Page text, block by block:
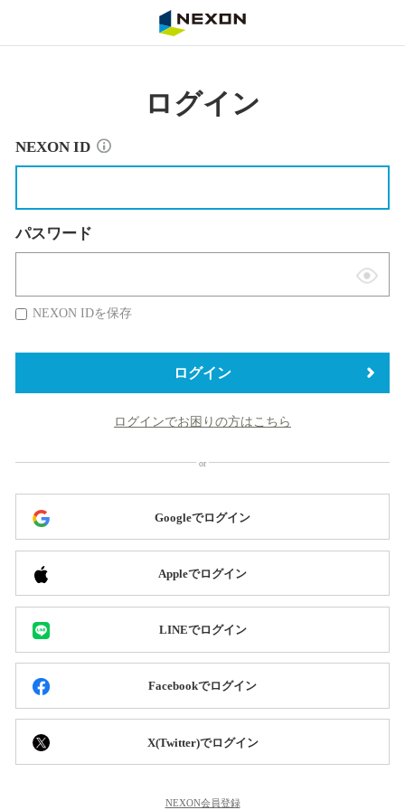
ログイン
NEXON ID
パスワード
表
替
NEXON IDを保存
ログイン
ログインでお困りの方はこちら
Googleでログイン
Appleでログイン
LINEでログイン
Facebookでログイン
X(Twitter)でログイン
NEXON会員登録